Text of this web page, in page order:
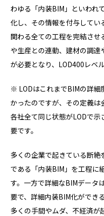
わゆる「内装BIM」といわれ
化し、その情報を付与して
関わる全ての工程を完結さ
や生産との連動、建材の調
が必要となり、LOD400レベ
※ LODはこれまでBIMの詳細
かったのですが、その定義は
各社全て同じ状態がLODで
要です。
多くの企業で起きている断
である「内装BIM」を工程に
す。一方で詳細なBIMデータ
要で、詳細内装BIM化ができ
多くの手間やムダ、不経済